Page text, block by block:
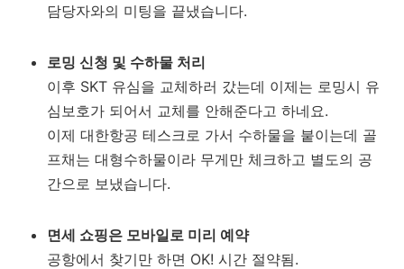
담당자와의 미팅을 끝냈습니다.
로밍 신청 및 수하물 처리
이후 SKT 유심을 교체하러 갔는데 이제는 로밍시 유
심보호가 되어서 교체를 안해준다고 하네요.
이제 대한항공 테스크로 가서 수하물을 붙이는데 골
프채는 대형수하물이라 무게만 체크하고 별도의 공
간으로 보냈습니다.
면세 쇼핑은 모바일로 미리 예약
공항에서 찾기만 하면 OK! 시간 절약됨.